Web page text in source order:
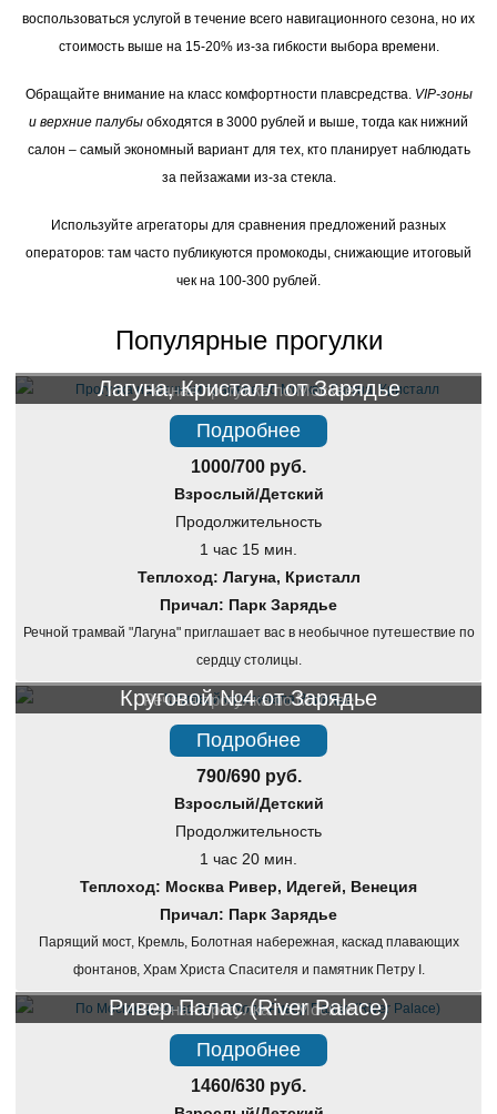
воспользоваться услугой в течение всего навигационного сезона, но их
стоимость выше на 15-20% из-за гибкости выбора времени.
Обращайте внимание на класс комфортности плавсредства. VIP-зоны
и верхние палубы обходятся в 3000 рублей и выше, тогда как нижний
салон – самый экономный вариант для тех, кто планирует наблюдать
за пейзажами из-за стекла.
Используйте агрегаторы для сравнения предложений разных
операторов: там часто публикуются промокоды, снижающие итоговый
чек на 100-300 рублей.
Популярные прогулки
Речная прогулка по Москве
Лагуна, Кристалл от Зарядье
Подробнее
1000/700 руб.
Взрослый/Детский
Продолжительность
1 час 15 мин.
Теплоход: Лагуна, Кристалл
Причал: Парк Зарядье
Речной трамвай "Лагуна" приглашает вас в необычное путешествие по
сердцу столицы.
Речная прогулка по Москве
Круговой №4 от Зарядье
Подробнее
790/690 руб.
Взрослый/Детский
Продолжительность
1 час 20 мин.
Теплоход: Москва Ривер, Идегей, Венеция
Причал: Парк Зарядье
Парящий мост, Кремль, Болотная набережная, каскад плавающих
фонтанов, Храм Христа Спасителя и памятник Петру I.
Речная прогулка по Москве
Ривер Палас (River Palace)
Подробнее
1460/630 руб.